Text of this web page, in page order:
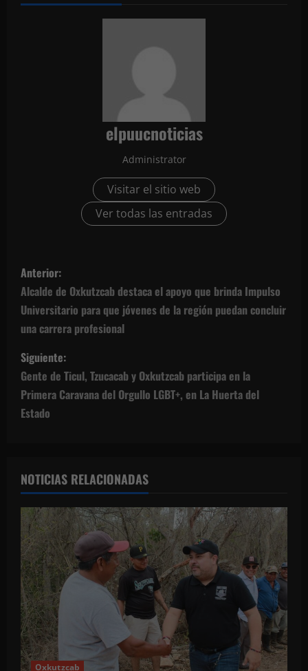
elpuucnoticias
Administrator
Visitar el sitio web
Ver todas las entradas
N
a
v
e
g
a
i
ó
n
d
e
e
n
Anterior:
Alcalde de Oxkutzcab destaca el apoyo que brinda Impulso
Universitario para que jóvenes de la región puedan concluir
una carrera profesional
Siguiente:
Gente de Ticul, Tzucacab y Oxkutzcab participa en la
Primera Caravana del Orgullo LGBT+, en La Huerta del
Estado
NOTICIAS RELACIONADAS
Oxkutzcab